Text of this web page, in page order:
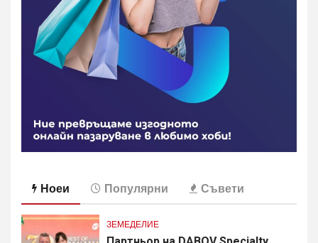
Ноеи Популярни Съвети
ЗЕМЕДЕЛИЕ